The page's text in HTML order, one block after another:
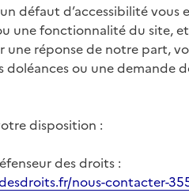
défaut d’accessibilité vous
une fonctionnalité du site,
une réponse de notre part,
ou une demande
disposition :
des droits :
nous-contacter-